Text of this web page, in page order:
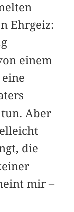
Ehrgeiz:
einem
Aber
die
mir –